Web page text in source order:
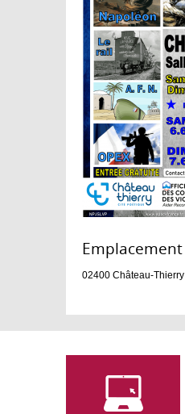
Emplacement :
02400 Château-Thierry